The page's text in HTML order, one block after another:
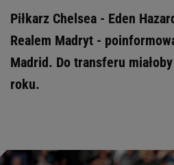
Piłkarz Chelsea - Eden
Realem Madryt -
Madrid. Do transferu
roku.